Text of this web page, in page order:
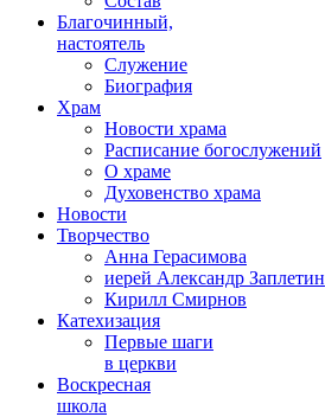
Благочинный,
настоятель
Служение
Биография
Храм
Новости храма
Расписание богослужений
О храме
Духовенство храма
Новости
Творчество
Анна Герасимова
иерей Александр Заплетин
Кирилл Смирнов
Катехизация
Первые шаги
в церкви
Воскресная
школа